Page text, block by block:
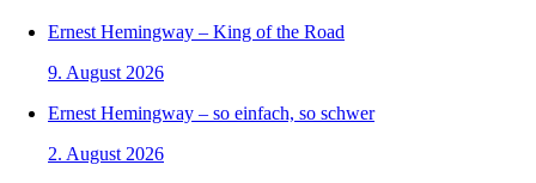
Ernest Hemingway – King of the Road
9. August 2026
Ernest Hemingway – so einfach, so schwer
2. August 2026